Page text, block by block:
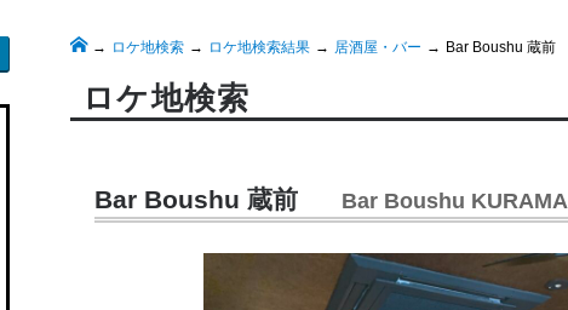
ロケ地検索 ロケ地検索結果 居酒屋・バー Bar Boushu 蔵前
ロケ地検索
Bar Boushu 蔵前 Bar Boushu